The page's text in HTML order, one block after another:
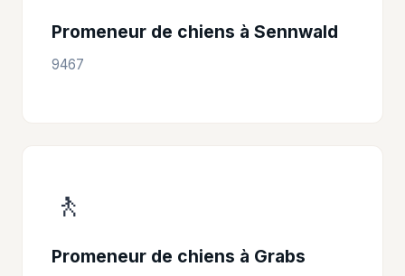
Promeneur de chiens à Sennwald
9467
🚶
Promeneur de chiens à Grabs